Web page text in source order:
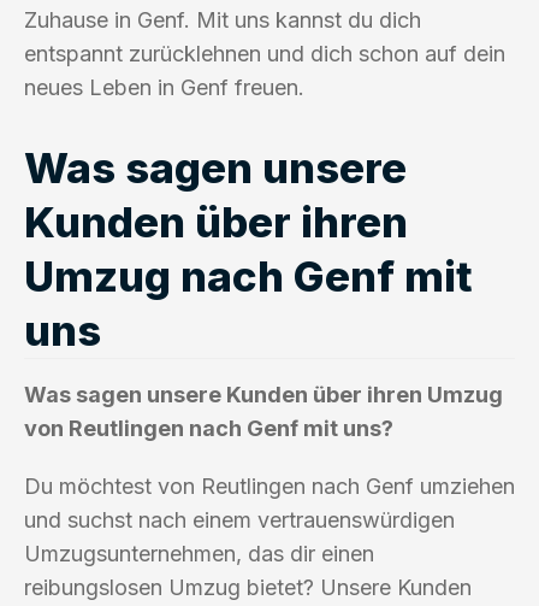
Zuhause in Genf. Mit uns kannst du dich
entspannt zurücklehnen und dich schon auf dein
neues Leben in Genf freuen.
Was sagen unsere
Kunden über ihren
Umzug nach Genf mit
uns
Was sagen unsere Kunden über ihren Umzug
von Reutlingen nach Genf mit uns?
Du möchtest von Reutlingen nach Genf umziehen
und suchst nach einem vertrauenswürdigen
Umzugsunternehmen, das dir einen
reibungslosen Umzug bietet? Unsere Kunden